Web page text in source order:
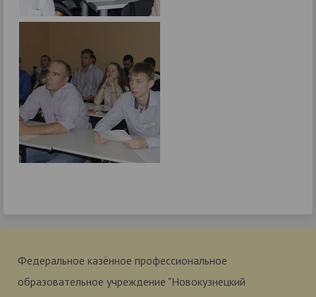
Федеральное казённое профессиональное
образовательное учреждение "Новокузнецкий